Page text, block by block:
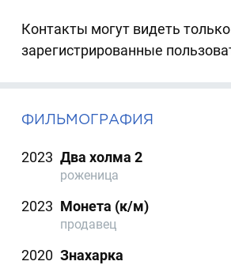
Контакты могут видеть только
зарегистрированные
ФИЛЬМОГРАФИЯ
2023 Два холма 2
роженица
2023 Монета (к/м)
продавец
2020 Знахарка